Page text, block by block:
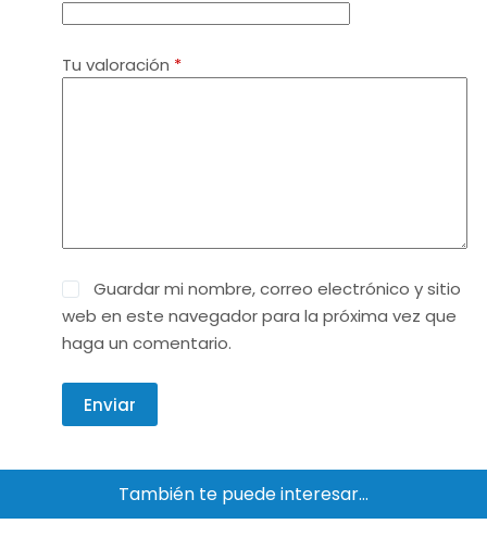
Tu valoración *
Guardar mi nombre, correo electrónico y sitio
web en este navegador para la próxima vez que
haga un comentario.
Enviar
También te puede interesar…